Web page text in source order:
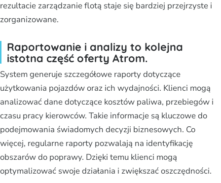
rezultacie zarządzanie flotą staje się bardziej przejrzyste i
zorganizowane.
Raportowanie i analizy to kolejna
istotna część oferty Atrom.
System generuje szczegółowe raporty dotyczące
użytkowania pojazdów oraz ich wydajności. Klienci mogą
analizować dane dotyczące kosztów paliwa, przebiegów i
czasu pracy kierowców. Takie informacje są kluczowe do
podejmowania świadomych decyzji biznesowych. Co
więcej, regularne raporty pozwalają na identyfikację
obszarów do poprawy. Dzięki temu klienci mogą
optymalizować swoje działania i zwiększać oszczędności.